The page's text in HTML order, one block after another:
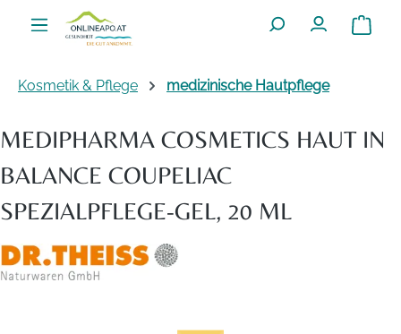
Zum Hauptinhalt springen
Kosmetik & Pflege medizinische Hautpflege
MEDIPHARMA COSMETICS HAUT IN
BALANCE COUPELIAC
SPEZIALPFLEGE-GEL, 20 ML